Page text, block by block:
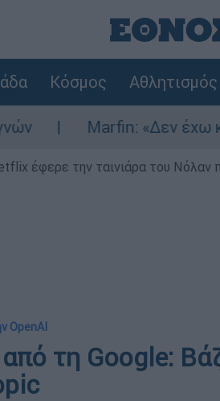
Κόσμος Αθλητισμός
Marfin: «Δεν έχω καμία
έφερε την ταινιάρα του Νόλαν
OpenAI
τη Google: